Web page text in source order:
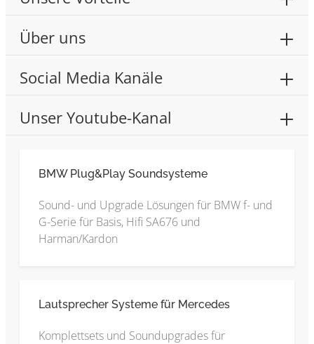
Über uns
Social Media Kanäle
Unser Youtube-Kanal
BMW Plug&Play Soundsysteme
Sound- und Upgrade Lösungen für BMW f- und
G-Serie für Basis, Hifi SA676 und
Harman/Kardon
Lautsprecher Systeme für Mercedes
Komplettsets und Soundupgrades für